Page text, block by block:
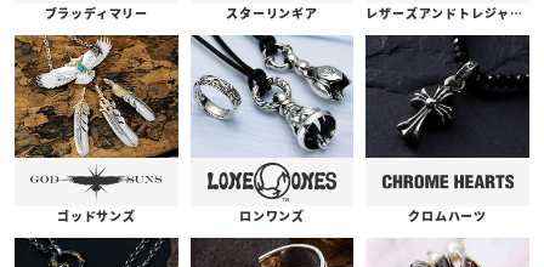
ブラッディマリー スターリンギア レザーズアンドトレジャーズ
ゴッドサンズ ロンワンズ クロムハーツ